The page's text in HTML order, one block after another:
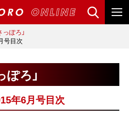
っぽろ」
号目次
ぽろ」
年6月号目次